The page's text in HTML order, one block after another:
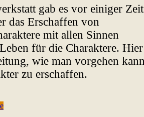
gab es vor einiger Zeit
das Erschaffen von
mit allen Sinnen
für die Charaktere. Hier
wie man vorgehen
zu erschaffen.